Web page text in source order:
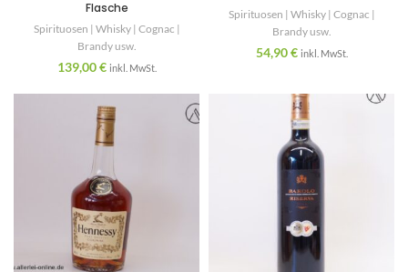
Flasche
Spirituosen | Whisky | Cognac |
Brandy usw.
139,00€ inkl. MwSt.
Spirituosen | Whisky | Cognac |
Brandy usw.
54,90€ inkl. MwSt.